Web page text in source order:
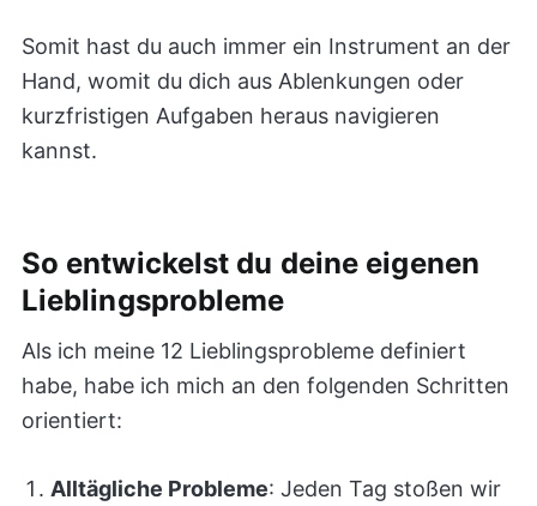
Somit hast du auch immer ein Instrument an der
Hand, womit du dich aus Ablenkungen oder
kurzfristigen Aufgaben heraus navigieren
kannst.
So entwickelst du deine eigenen
Lieblingsprobleme
Als ich meine 12 Lieblingsprobleme definiert
habe, habe ich mich an den folgenden Schritten
orientiert:
Alltägliche Probleme: Jeden Tag stoßen wir